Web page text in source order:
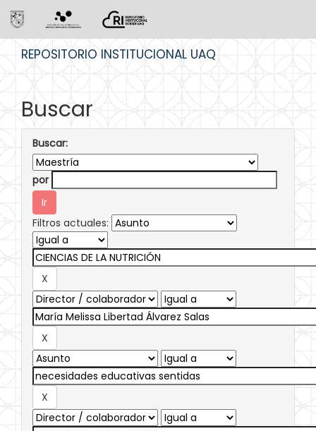
REPOSITORIO INSTITUCIONAL UAQ
Buscar
Buscar:
por
Filtros actuales: